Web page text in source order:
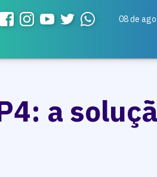
08 de
a